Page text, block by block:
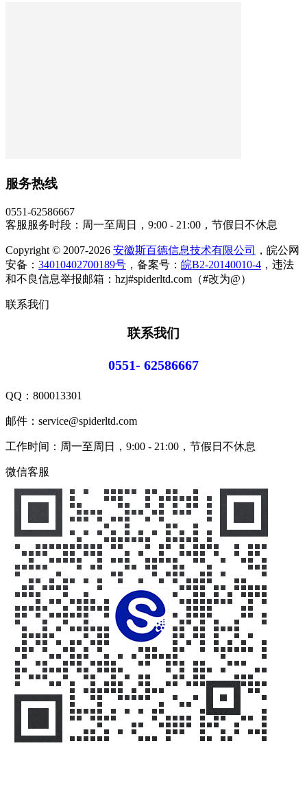
服务热线
0551-62586667
客服服务时段：周一至周日，9:00 - 21:00，节假日不休息
Copyright © 2007-2026 安徽斯百德信息技术有限公司
，皖公网
安备： 34010402700189号 ，备案号： 皖B2-20140010-4 ，违法
和不良信息举报邮箱：hzj#spiderltd.com（#改为@）
联系我们
联系我们
0551- 62586667
QQ： 800013301
邮件：service@spiderltd.com
工作时间：周一至周日，9:00 - 21:00，节假日不休息
微信客服